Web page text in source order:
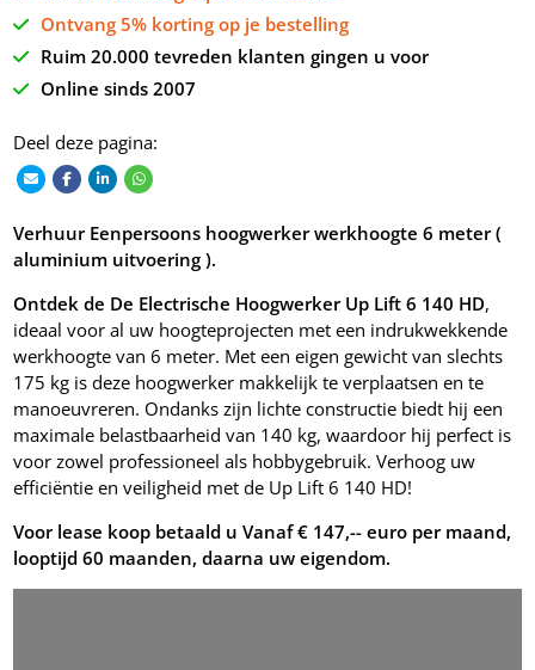
Ontvang 5% korting op je bestelling
Ruim 20.000 tevreden klanten gingen u voor
Online sinds 2007
Deel deze pagina:
Verhuur Eenpersoons hoogwerker werkhoogte 6 meter (
aluminium uitvoering ).
Ontdek de De Electrische Hoogwerker Up Lift 6 140 HD,
ideaal voor al uw hoogteprojecten met een indrukwekkende
werkhoogte van 6 meter. Met een eigen gewicht van slechts
175 kg is deze hoogwerker makkelijk te verplaatsen en te
manoeuvreren. Ondanks zijn lichte constructie biedt hij een
maximale belastbaarheid van 140 kg, waardoor hij perfect is
voor zowel professioneel als hobbygebruik. Verhoog uw
efficiëntie en veiligheid met de Up Lift 6 140 HD!
Voor lease koop betaald u Vanaf € 147,-- euro per maand,
looptijd 60 maanden, daarna uw eigendom.